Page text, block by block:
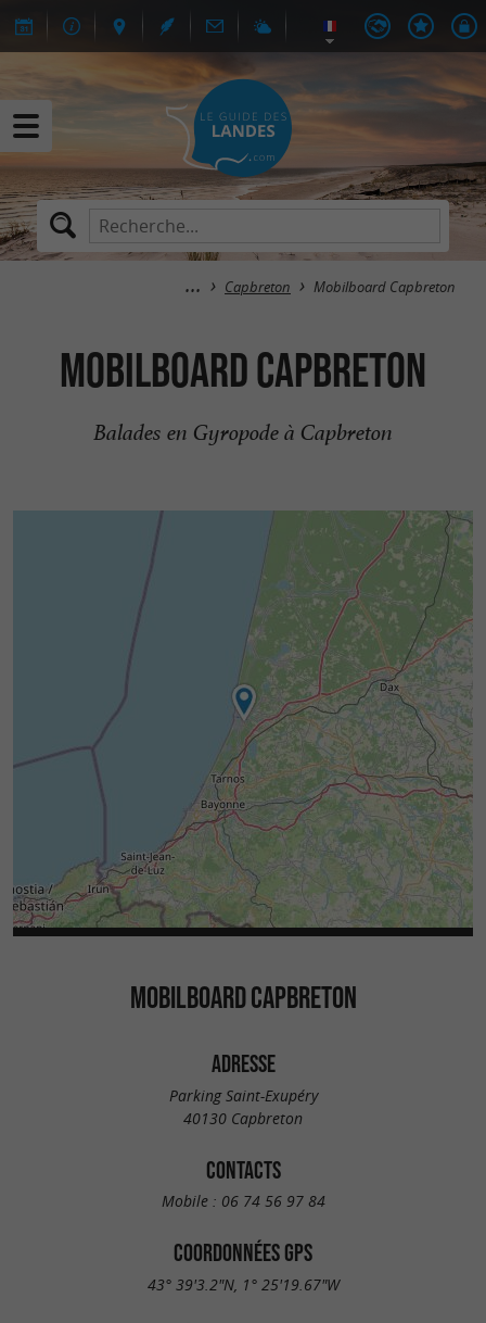
Capbreton Mobilboard Capbreton
Mobilboard Capbreton
Balades en Gyropode à Capbreton
MOBILBOARD CAPBRETON
ADRESSE
Parking Saint-Exupéry
40130 Capbreton
CONTACTS
Mobile : 06 74 56 97 84
COORDONNÉES GPS
43° 39'3.2"N, 1° 25'19.67"W